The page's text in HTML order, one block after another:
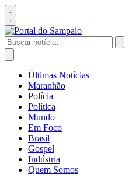
Pular
para
o
conteúdo
Abrir
menu
Buscar
por:
Abrir
buscaÚltimas Notícias
Maranhão
Polícia
Política
Mundo
Em Foco
Brasil
Gospel
Indústria
Quem Somos